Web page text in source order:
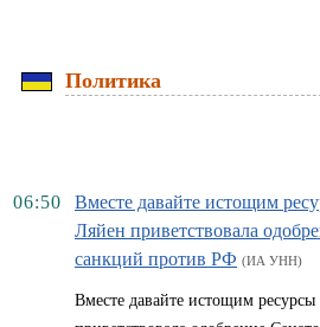
Политика
06:50
Вместе давайте истощим
Ляйен приветствовала
санкций против РФ (ИА УНН)
Вместе давайте истощим